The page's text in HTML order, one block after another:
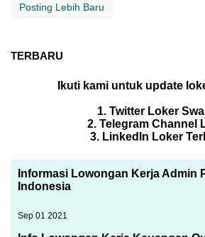
Posting Lebih Baru
TERBARU
Ikuti kami untuk update
1. Twitter Loker
2. Telegram Channel
3. LinkedIn Loker
Informasi Lowongan Kerja Admin
Indonesia
Sep 01 2021